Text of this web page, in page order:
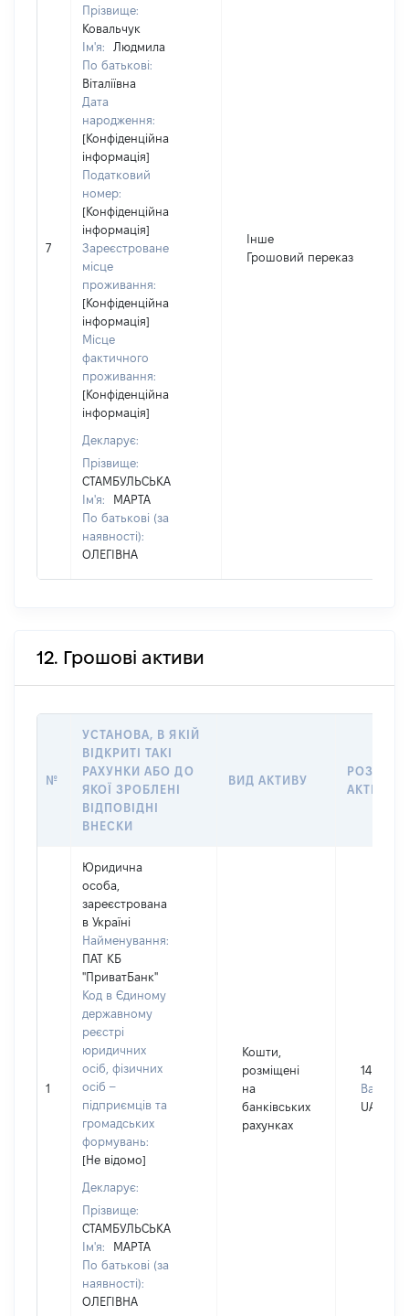
7
Прізвище:
Ковальчук
Ім'я:
Людмила
По батькові:
Віталіївна
Дата
народження:
[Конфіденційна
інформація]
Податковий
номер:
[Конфіденційна
інформація]
Зареєстроване
місце
проживання:
[Конфіденційна
інформація]
Місце
фактичного
проживання:
[Конфіденційна
інформація]
Декларує:
Прізвище:
СТАМБУЛЬСЬКА
Ім'я:
МАРТА
По батькові (за
наявності):
ОЛЕГІВНА
Інше
Грошовий переказ
12. Грошові активи
№
УСТАНОВА, В ЯКІЙ
ВІДКРИТІ ТАКІ
РАХУНКИ АБО ДО
ЯКОЇ ЗРОБЛЕНІ
ВІДПОВІДНІ
ВНЕСКИ
ВИД АКТИВУ
РОЗМІР
АКТИВУ
1
Юридична
особа,
зареєстрована
в Україні
Найменування:
ПАТ КБ
"ПриватБанк"
Код в Єдиному
державному
реєстрі
юридичних
осіб, фізичних
осіб –
підприємців та
громадських
формувань:
[Не відомо]
Декларує:
Прізвище:
СТАМБУЛЬСЬКА
Ім'я:
МАРТА
По батькові (за
наявності):
ОЛЕГІВНА
Кошти,
розміщені
на
банківських
рахунках
14
Валюта:
UAH